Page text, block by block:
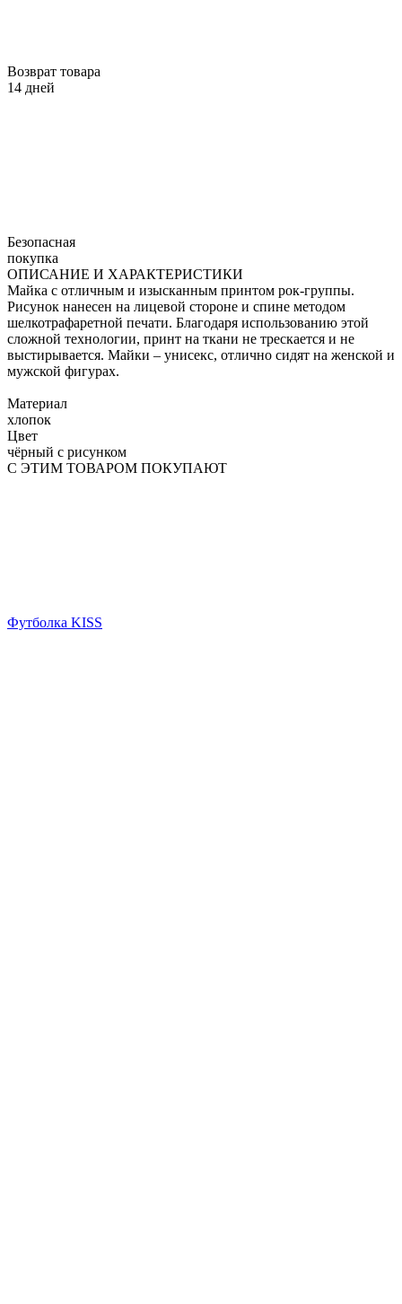
Возврат товара
14 дней
Безопасная
покупка
ОПИСАНИЕ И ХАРАКТЕРИСТИКИ
Майка с отличным и изысканным принтом рок-группы.
Рисунок нанесен на лицевой стороне и спине методом
шелкотрафаретной печати. Благодаря использованию этой
сложной технологии, принт на ткани не трескается и не
выстирывается. Майки – унисекс, отлично сидят на женской и
мужской фигурах.
Материал
хлопок
Цвет
чёрный с рисунком
С ЭТИМ ТОВАРОМ ПОКУПАЮТ
Футболка KISS